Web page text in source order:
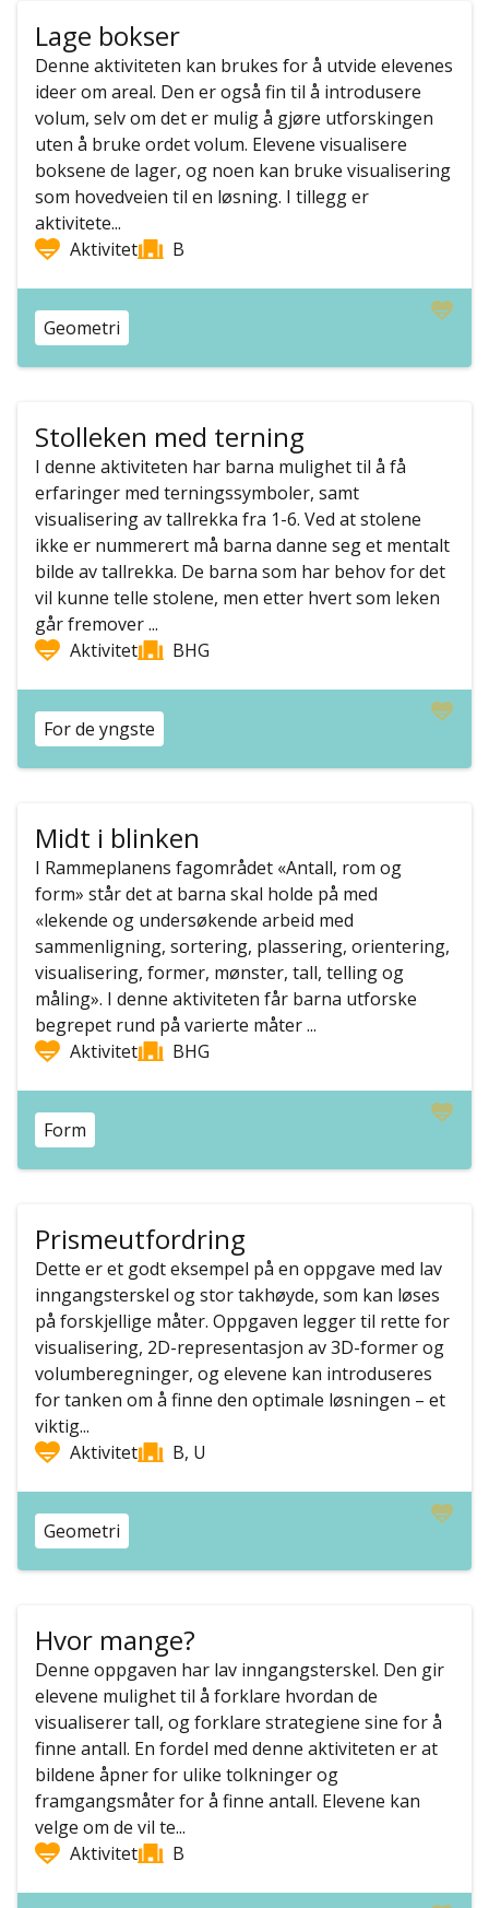
Lage bokser
Denne aktiviteten kan brukes for å utvide elevenes
ideer om areal. Den er også fin til å introdusere
volum, selv om det er mulig å gjøre utforskingen
uten å bruke ordet volum. Elevene visualisere
boksene de lager, og noen kan bruke visualisering
som hovedveien til en løsning. I tillegg er
aktivitete...
Aktivitet
B
Geometri
Stolleken med terning
I denne aktiviteten har barna mulighet til å få
erfaringer med terningssymboler, samt
visualisering av tallrekka fra 1-6. Ved at stolene
ikke er nummerert må barna danne seg et mentalt
bilde av tallrekka. De barna som har behov for det
vil kunne telle stolene, men etter hvert som leken
går fremover ...
Aktivitet
BHG
For de yngste
Midt i blinken
I Rammeplanens fagområdet «Antall, rom og
form» står det at barna skal holde på med
«lekende og undersøkende arbeid med
sammenligning, sortering, plassering, orientering,
visualisering, former, mønster, tall, telling og
måling». I denne aktiviteten får barna utforske
begrepet rund på varierte måter ...
Aktivitet
BHG
Form
Prismeutfordring
Dette er et godt eksempel på en oppgave med lav
inngangsterskel og stor takhøyde, som kan løses
på forskjellige måter. Oppgaven legger til rette for
visualisering, 2D-representasjon av 3D-former og
volumberegninger, og elevene kan introduseres
for tanken om å finne den optimale løsningen – et
viktig...
Aktivitet
B, U
Geometri
Hvor mange?
Denne oppgaven har lav inngangsterskel. Den gir
elevene mulighet til å forklare hvordan de
visualiserer tall, og forklare strategiene sine for å
finne antall. En fordel med denne aktiviteten er at
bildene åpner for ulike tolkninger og
framgangsmåter for å finne antall. Elevene kan
velge om de vil te...
Aktivitet
B